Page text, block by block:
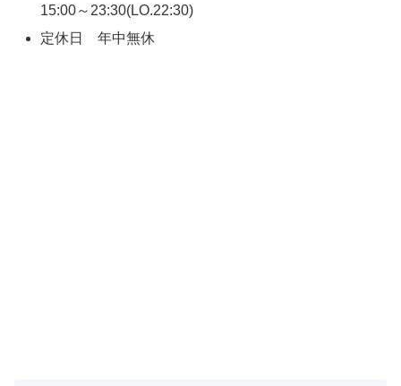
15:00～23:30(LO.22:30)
定休日 年中無休